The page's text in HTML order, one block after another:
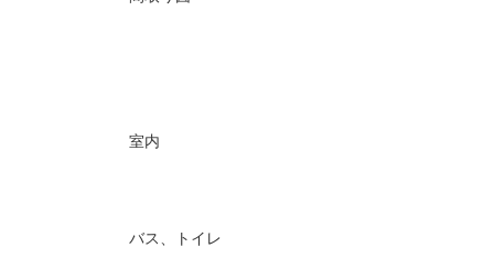
室内
バス、トイレ